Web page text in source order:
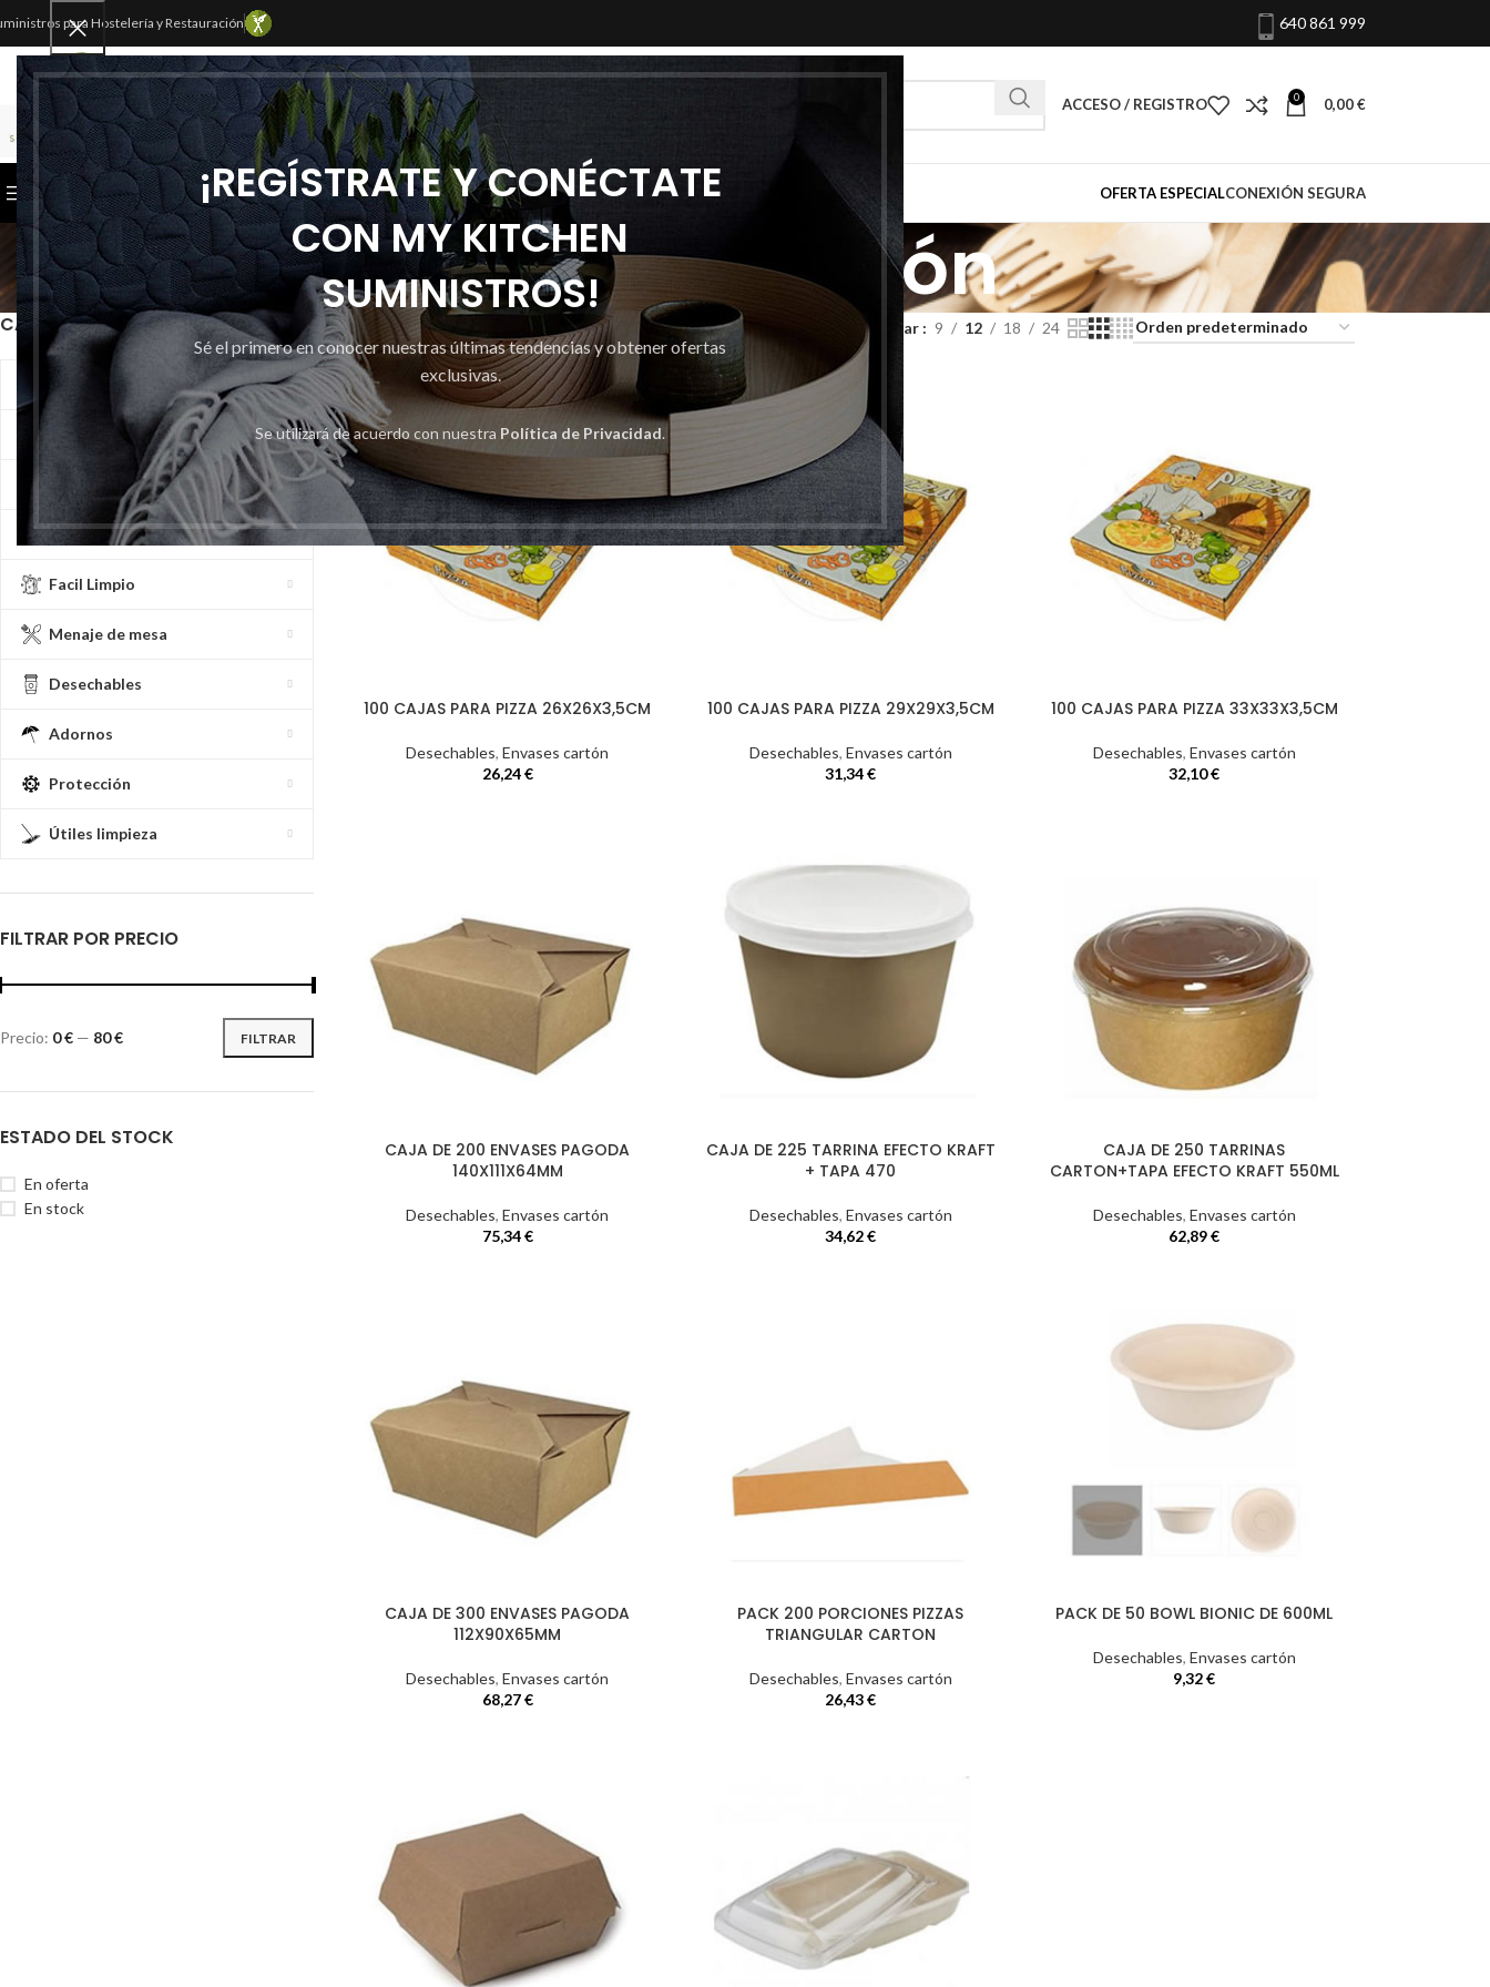
¡REGÍSTRATE Y CONÉCTATE
CON MY KITCHEN
SUMINISTROS!
Sé el primero en conocer nuestras últimas tendencias y obtener ofertas
exclusivas.
Se utilizará de acuerdo con nuestra Política de Privacidad.
para Hostelería y Restauración 640 861 999
SELECCIONAR CATEGORÍA
ACCESO / REGISTRO 0 0,00€
CATEGORÍAS INICIOTIENDACONTACTAR OFERTA ESPECIALCONEXIÓN SEGURA
Envases cartón
CATEGORIAS
Celulosas
Facil Limpio
Menaje de mesa
Desechables
Adornos
Protección
Útiles limpieza
FILTRAR POR PRECIO
FILTRAR
Precio: 0 € — 80 €
ESTADO DEL STOCK
En oferta
En stock
Inicio Desechables Envases cartón Mostrar 9 12 18 24
100 CAJAS PARA PIZZA 26X26X3,5CM
Desechables,Envases cartón
26,24€
100 CAJAS PARA PIZZA 29X29X3,5CM
Desechables, Envases cartón
31,34€
100 CAJAS PARA PIZZA 33X33X3,5CM
Desechables, Envases cartón
32,10€
CAJA DE 200 ENVASES PAGODA
140X111X64MM
Desechables,Envases cartón
75,34€
CAJA DE 225 TARRINA EFECTO KRAFT
+ TAPA 470
Desechables, Envases cartón
34,62€
CAJA DE 250 TARRINAS
CARTON+TAPA EFECTO KRAFT 550ML
Desechables, Envases cartón
62,89€
CAJA DE 300 ENVASES PAGODA
112X90X65MM
Desechables,Envases cartón
68,27€
PACK 200 PORCIONES PIZZAS
TRIANGULAR CARTON
Desechables, Envases cartón
26,43€
PACK DE 50 BOWL BIONIC DE 600ML
Desechables, Envases cartón
9,32€